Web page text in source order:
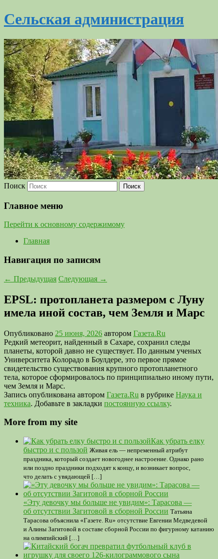
Сельская администрация
Поиск
Главное меню
Перейти к основному содержимому
Главная
Навигация по записям
← Предыдущая Следующая →
EPSL: протопланета размером с Луну
имела иной состав, чем Земля и Марс
Опубликовано 25 июня, 2026 автором Газета.Ru
Редкий метеорит, найденный в Сахаре, сохранил следы
планеты, которой давно не существует. По данным ученых
Университета Колорадо в Боулдере, это первое прямое
свидетельство существования крупного протопланетного
тела, которое сформировалось по принципиально иному пути,
чем Земля и Марс.
Запись опубликована автором Газета.Ru в рубрике Наука и
техника. Добавьте в закладки постоянную ссылку.
More from my site
Как убрать елку
быстро и с пользой Живая ель — непременный атрибут
праздника, который создает новогоднее настроение. Однако рано
или поздно праздники подходят к концу, и возникает вопрос,
что делать с увядающей […]
«Эту девочку мы больше не увидим»: Тарасова —
об отсутствии Загитовой в сборной России Татьяна
Тарасова объяснила «Газете. Ru» отсутствие Евгении Медведевой
и Алины Загитовой в составе сборной России по фигурному катанию
на олимпийский […]